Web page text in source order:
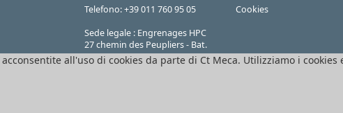
Telefono: +39 011 760 95 05
Sede legale : Engrenages HPC
27 chemin des Peupliers - Bat.
N
Cookies
all'uso di cookies da parte di Ct Meca. Utilizziamo i